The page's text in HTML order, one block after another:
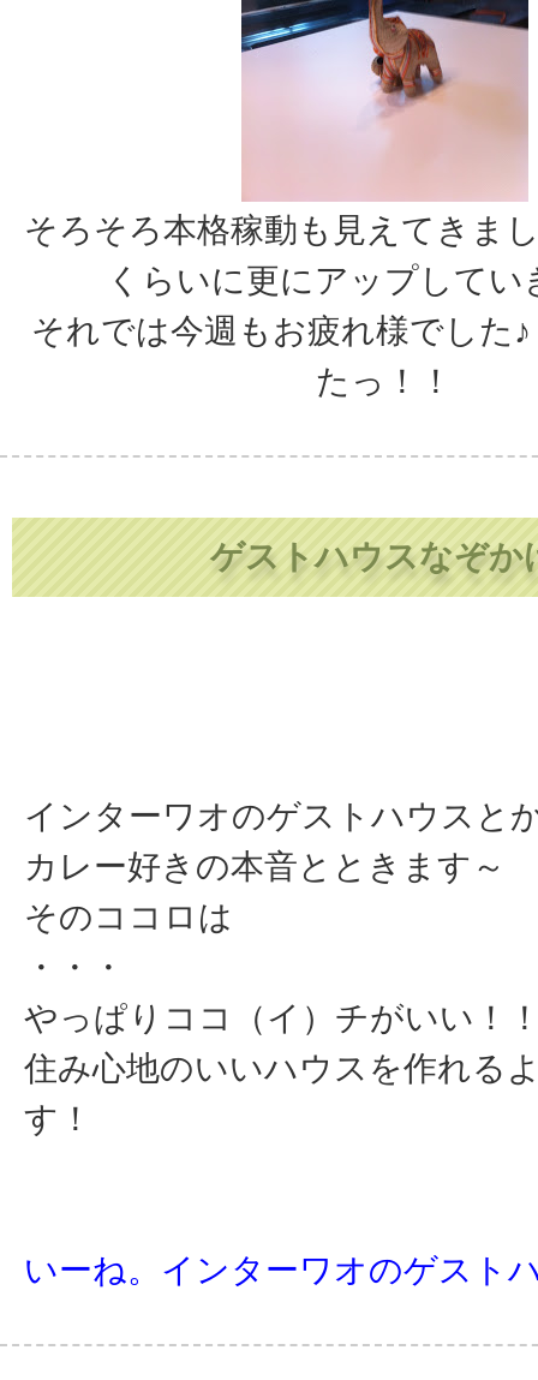
そろそろ本格稼動も見えてきま
くらいに更にアップしてい
それでは今週もお疲れ様でし
たっ！！
ゲストハウスなぞか
インターワオのゲストハウスと
カレー好きの本音とときます～
そのココロは
・・・
やっぱりココ（イ）チがいい！
住み心地のいいハウスを作れる
す！
いーね。インターワオのゲスト